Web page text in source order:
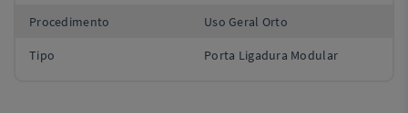
Procedimento Uso Geral Orto
Tipo Porta Ligadura Modular